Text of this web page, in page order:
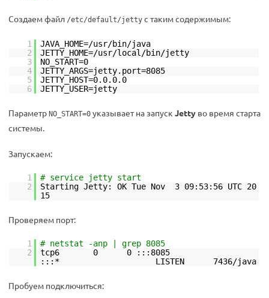
Создаем файл /etc/default/jetty с таким содержимым:
1
JAVA_HOME=/usr/bin/java
2
JETTY_HOME=/usr/local/bin/jetty
3
NO_START=0
4
JETTY_ARGS=jetty.port=8085
5
JETTY_HOST=0.0.0.0
6
JETTY_USER=jetty
Параметр NO_START=0 указывает на запуск Jetty во время старта
системы.
Запускаем:
1
# service jetty start
2
Starting Jetty: OK Tue Nov 3 09:53:56 UTC 20
15
Проверяем порт:
1
# netstat -anp | grep 8085
2
tcp6 0 0 :::8085
:::* LISTEN 7436/java
Пробуем подключиться: